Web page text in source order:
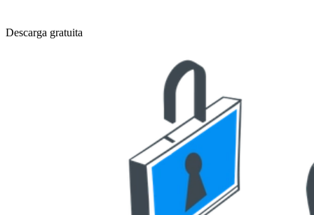
Descarga gratuita